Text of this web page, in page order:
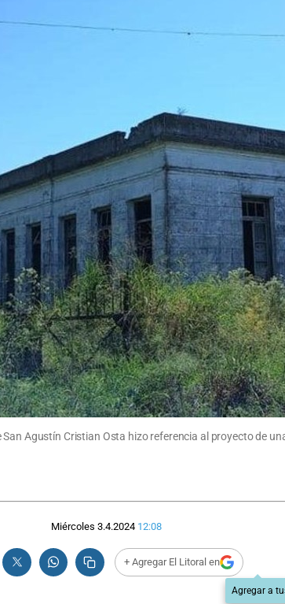
Agustín Cristian Osta hizo referencia al proyecto de
Miércoles 3.4.2024 12:08
+ Agregar El Litoral en
Agregar a